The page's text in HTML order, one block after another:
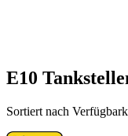
E10
Sortiert nach